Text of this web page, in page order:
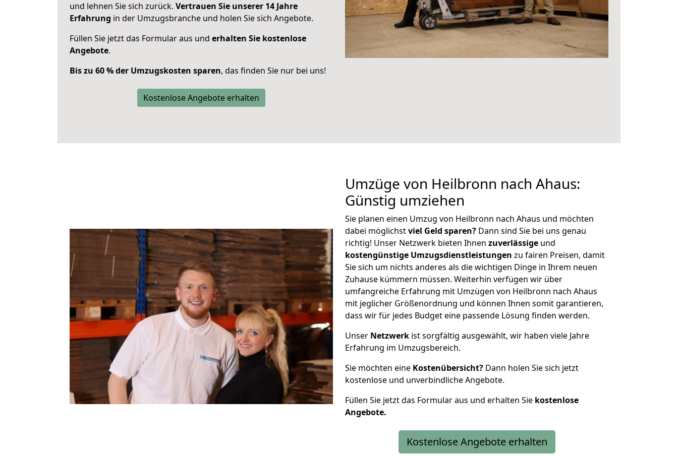
und lehnen Sie sich zurück. Vertrauen Sie unserer 14 Jahre
Erfahrung in der Umzugsbranche und holen Sie sich Angebote.
Füllen Sie jetzt das Formular aus und erhalten Sie kostenlose
Angebote.
Bis zu 60 % der Umzugskosten sparen, das finden Sie nur bei uns!
Kostenlose Angebote erhalten
Umzüge von Heilbronn nach Ahaus:
Günstig umziehen
Sie planen einen Umzug von Heilbronn nach Ahaus und möchten
dabei möglichstviel Geld sparen? Dann sind Sie bei uns genau
richtig! Unser Netzwerk bieten Ihnen zuverlässige und
kostengünstige Umzugsdienstleistungen zu fairen Preisen, damit
Sie sich um nichts anderes als die wichtigen Dinge in Ihrem neuen
Zuhause kümmern müssen. Weiterhin verfügen wir über
umfangreiche Erfahrung mit Umzügen von Heilbronn nach Ahaus
mit jeglicher Größenordnung und können Ihnen somit garantieren,
dass wir für jedes Budget eine passende Lösung finden werden.
Unser Netzwerk ist sorgfältig ausgewählt, wir haben viele Jahre
Erfahrung im Umzugsbereich.
Sie möchten eine Kostenübersicht? Dann holen Sie sich jetzt
kostenlose und unverbindliche Angebote.
Füllen Sie jetzt das Formular aus und erhalten Sie kostenlose
Angebote.
Kostenlose Angebote erhalten